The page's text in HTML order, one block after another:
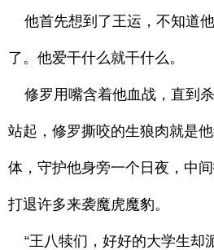
他首先想到了王运，不知道
了。他爱干什么就干什么。
修罗用嘴含着他血战，直到
站起，修罗撕咬的生狼肉就是
体，守护他身旁一个日夜，中
打退许多来袭魔虎魔豹。
“王八犊们，好好的大学生却